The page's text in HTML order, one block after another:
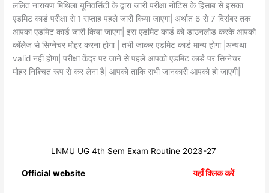
ललित नारायण मिथिला यूनिवर्सिटी के द्वारा जारी परीक्षा नोटिस के हिसाब से इसका
एडमिट कार्ड परीक्षा से 1 सप्ताह पहले जारी किया जाएगा| अर्थात 6 से 7 दिसंबर तक
आपका एडमिट कार्ड जारी किया जाएगा| इस एडमिट कार्ड को डाउनलोड करके आपको
कॉलेज से सिग्नेचर मोहर करना होगा | तभी जाकर एडमिट कार्ड मान्य होगा |अन्यथा
valid नहीं होगा| परीक्षा केंद्र पर जाने से पहले आपको एडमिट कार्ड पर सिग्नेचर
मोहर निश्चित रूप से कर लेना है| आपको ताकि सभी जानकारी आपको हो जाएगी|
LNMU UG 4th Sem Exam Routine 2023-27
Official website यहाँ क्लिक करें